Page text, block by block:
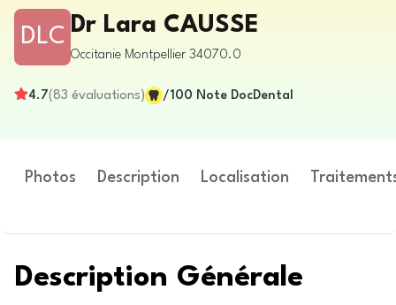
DLC Dr Lara CAUSSE
Occitanie Montpellier 34070.0
4.7(83 évaluations) /100 Note DocDental
Photos Description Localisation
Description Générale